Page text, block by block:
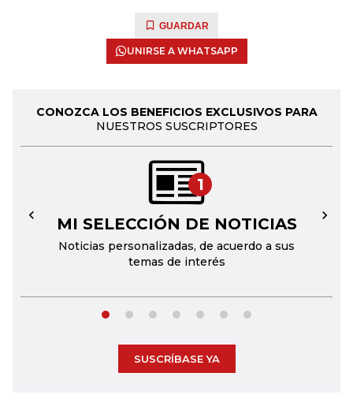
GUARDAR
UNIRSE A WHATSAPP
CONOZCA LOS BENEFICIOS EXCLUSIVOS PARA
NUESTROS SUSCRIPTORES
1
MI SELECCIÓN DE NOTICIAS
Noticias personalizadas, de acuerdo a sus
temas de interés
← →
SUSCRÍBASE YA